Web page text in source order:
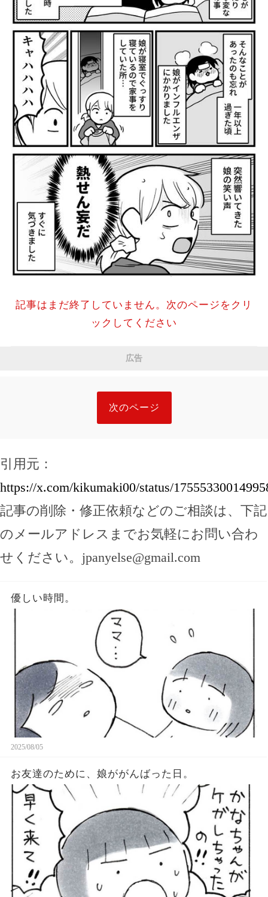
記事はまだ終了していません。次のページをクリ
ックしてください
広告
次のページ
引用元：
https://x.com/kikumaki00/status/
記事の削除・修正依頼などのご相談は、下記
のメールアドレスまでお気軽にお問い合わ
せください。 jpanyelse@gmail.com
優しい時間。
2025/08/05
お友達のために、娘ががんばった日。